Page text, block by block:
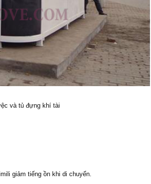
và tủ đựng khí tài
giảm tiếng ồn khi di chuyển.